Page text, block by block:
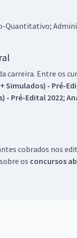
Quantitativo;
carreira. Entre os
Simulados) - Pré-
- Pré-Edital 2022;
cobrados nos
os concursos